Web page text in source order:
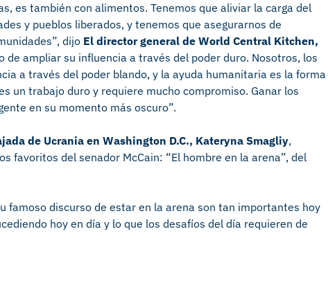
es también con alimentos. Tenemos que aliviar la carga del
y pueblos liberados, y tenemos que asegurarnos de
dijo El director general de World Central Kitchen,
de ampliar su influencia a través del poder duro. Nosotros, los
a través del poder blando, y la ayuda humanitaria es la forma
un trabajo duro y requiere mucho compromiso. Ganar los
en su momento más oscuro”.
de Ucrania en Washington D.C., Kateryna Smagliy,
favoritos del senador McCain: “El hombre en la arena”, del
famoso discurso de estar en la arena son tan importantes hoy
hoy en día y lo que los desafíos del día requieren de